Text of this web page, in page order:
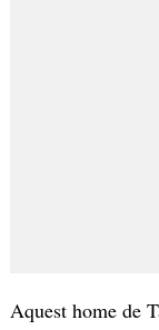
Aquest home de